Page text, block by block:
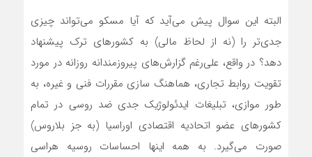
البته این سوال پیش می‌آید که آیا مسکو می‌تواند چیزی
جدی‌تر را (نه از لحاظ مالی) به کشورهای ترک پیشنهاد
دهد؟ در واقع، علی‌رغم گزارش‌های پیروزمندانه روزانه در مورد
تقویت روابط تجاری، هماهنگ سازی مقررات فنی و غیره، به
طور موازی، تبلیغات ایدئولوژیک جدی ضد روسی در تمام
کشورهای عضو اتحادیه اقتصادی اوراسیا (به جز بلاروس)
صورت می‌گیرد. به همه اینها احساسات روسیه هراسی